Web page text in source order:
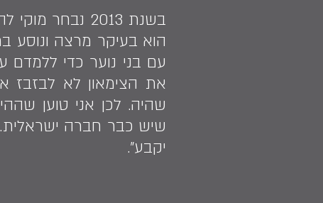
הוא בעיקר מרצה ונוסע
עם בני נוער כדי ללמדם
את הצימאון לא
שהיה. לכן אני טוען
יקבע".